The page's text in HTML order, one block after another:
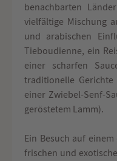
benachbarten
vielfältige Mischung
und arabischen
Tieboudienne, ein
einer scharfen
traditionelle Gerichte
einer Zwiebel-Senf-
geröstetem Lamm).
Ein Besuch auf
frischen und